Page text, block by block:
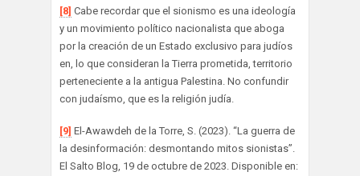
[8] Cabe recordar que el sionismo es una ideología
y un movimiento político nacionalista que aboga
por la creación de un Estado exclusivo para judíos
en, lo que consideran la Tierra prometida, territorio
perteneciente a la antigua Palestina. No confundir
con judaísmo, que es la religión judía.
[9] El-Awawdeh de la Torre, S. (2023). “La guerra de
la desinformación: desmontando mitos sionistas”.
El Salto Blog, 19 de octubre de 2023. Disponible en: